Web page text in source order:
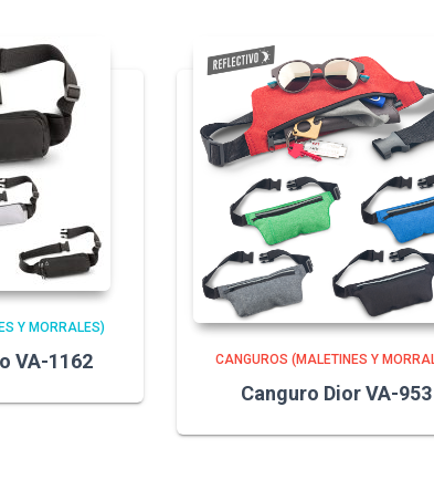
Y MORRALES)
VA-1162 CANGUROS (MALETINES Y
Canguro Dior VA-953